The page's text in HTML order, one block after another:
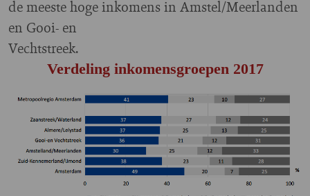
de meeste hoge inkomens in Amstel/Meerlanden
en Gooi- en
Vechtstreek.
Verdeling inkomensgroepen 2017